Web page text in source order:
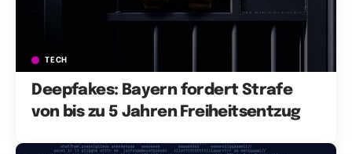
TECH
Deepfakes: Bayern fordert Strafe
von bis zu 5 Jahren Freiheitsentzug